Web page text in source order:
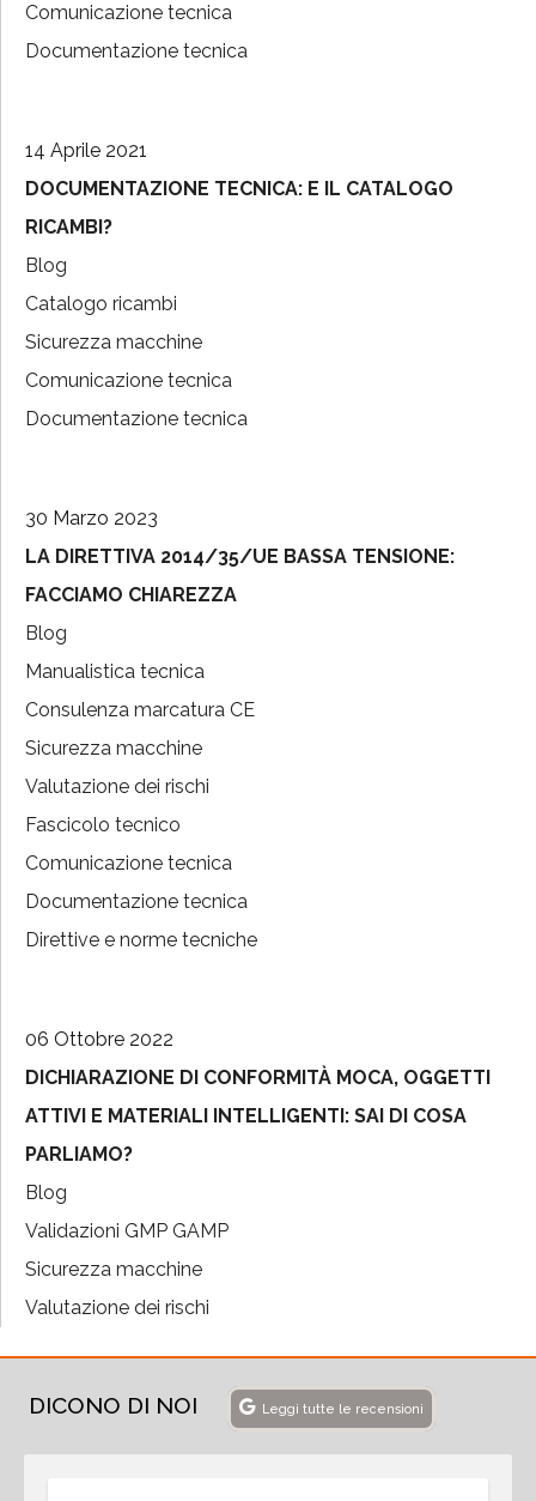
Comunicazione tecnica
Documentazione tecnica
14 Aprile 2021
DOCUMENTAZIONE TECNICA: E IL CATALOGO
RICAMBI?
Blog
Catalogo ricambi
Sicurezza macchine
Comunicazione tecnica
Documentazione tecnica
30 Marzo 2023
LA DIRETTIVA 2014/35/UE BASSA TENSIONE:
FACCIAMO CHIAREZZA
Blog
Manualistica tecnica
Consulenza marcatura CE
Sicurezza macchine
Valutazione dei rischi
Fascicolo tecnico
Comunicazione tecnica
Documentazione tecnica
Direttive e norme tecniche
06 Ottobre 2022
DICHIARAZIONE DI CONFORMITÀ MOCA, OGGETTI
ATTIVI E MATERIALI INTELLIGENTI: SAI DI COSA
PARLIAMO?
Blog
Validazioni GMP GAMP
Sicurezza macchine
Valutazione dei rischi
DICONO DI NOI Leggi tutte le recensioni